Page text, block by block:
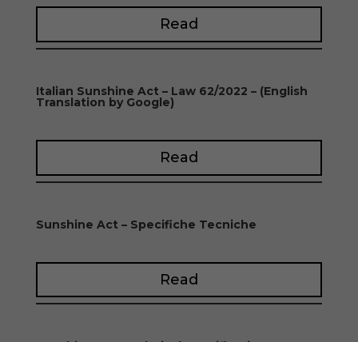
Read
Italian Sunshine Act – Law 62/2022 – (English
Translation by Google)
Read
Sunshine Act – Specifiche Tecniche
Read